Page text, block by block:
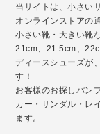
当サイトは、小さい
オンラインストアの
小さい靴・大きい靴
21cm、21.5cm、
ディースシューズが
す！
お客様のお探しパン
カー・サンダル・レ
ます。